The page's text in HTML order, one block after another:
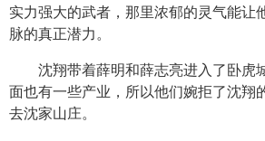
实力强大的武者，那里浓郁的灵气能让
脉的真正潜力。
沈翔带着薛明和薛志亮进入了卧虎
面也有一些产业，所以他们婉拒了沈翔
去沈家山庄。